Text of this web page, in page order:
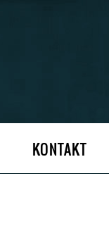
KONTAKT